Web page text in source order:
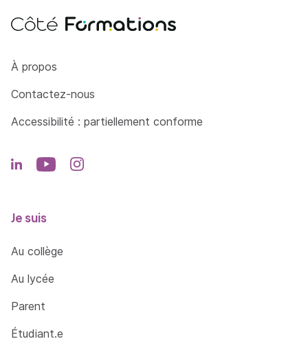
Côté Formations
À propos
Contactez-nous
Accessibilité : partiellement conforme
Je suis
Au collège
Au lycée
Parent
Étudiant.e